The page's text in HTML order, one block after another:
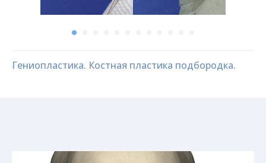
Гениопластика. Костная пластика подбородка.